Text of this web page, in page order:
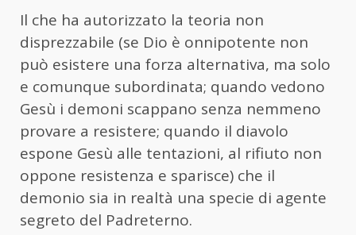
Il che ha autorizzato la teoria non
disprezzabile (se Dio è onnipotente non
può esistere una forza alternativa, ma solo
e comunque subordinata; quando vedono
Gesù i demoni scappano senza nemmeno
provare a resistere; quando il diavolo
espone Gesù alle tentazioni, al rifiuto non
oppone resistenza e sparisce) che il
demonio sia in realtà una specie di agente
segreto del Padreterno.